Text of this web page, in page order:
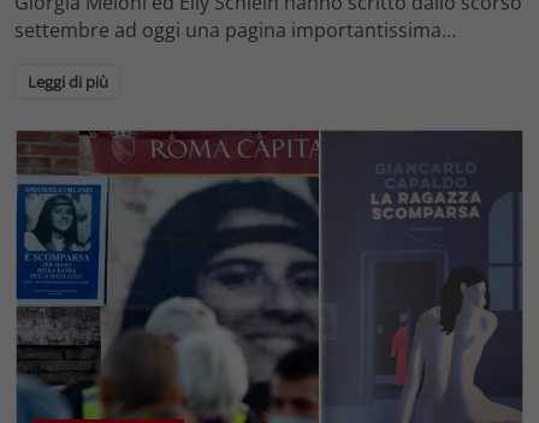
settembre ad oggi una pagina importantissima…
Leggi di più